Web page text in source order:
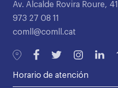
Av. Alcalde Rovira Roure,
973 27 08 11
comll@comll.cat
Horario de atención